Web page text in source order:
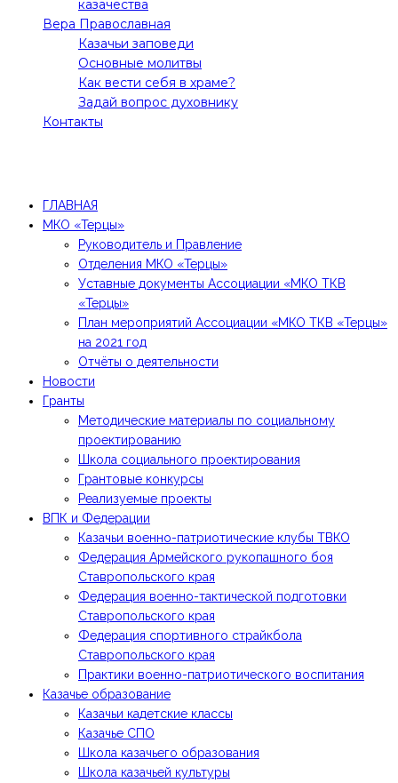
казачества
Вера Православная
Казачьи заповеди
Основные молитвы
Как вести себя в храме?
Задай вопрос духовнику
Контакты
ГЛАВНАЯ
МКО «Терцы»
Руководитель и Правление
Отделения МКО «Терцы»
Уставные документы Ассоциации «МКО ТКВ
«Терцы»
План мероприятий Ассоциации «МКО ТКВ «Терцы»
на 2021 год
Отчёты о деятельности
Новости
Гранты
Методические материалы по социальному
проектированию
Школа социального проектирования
Грантовые конкурсы
Реализуемые проекты
ВПК и Федерации
Казачьи военно-патриотические клубы ТВКО
Федерация Армейского рукопашного боя
Ставропольского края
Федерация военно-тактической подготовки
Ставропольского края
Федерация спортивного страйкбола
Ставропольского края
Практики военно-патриотического воспитания
Казачье образование
Казачьи кадетские классы
Казачье СПО
Школа казачьего образования
Школа казачьей культуры